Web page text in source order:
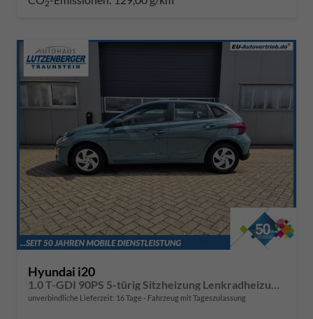
2
Hyundai i20
unverbindliche Lieferzeit: 16 Tage Fahrzeug mit Tageszulassung